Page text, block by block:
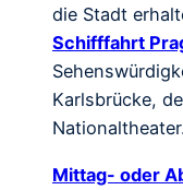
die Stadt
Schifffahrt
Karlsbrücke,
Mittag- oder